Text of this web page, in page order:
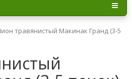
травянистый Макинак Гранд (3-5